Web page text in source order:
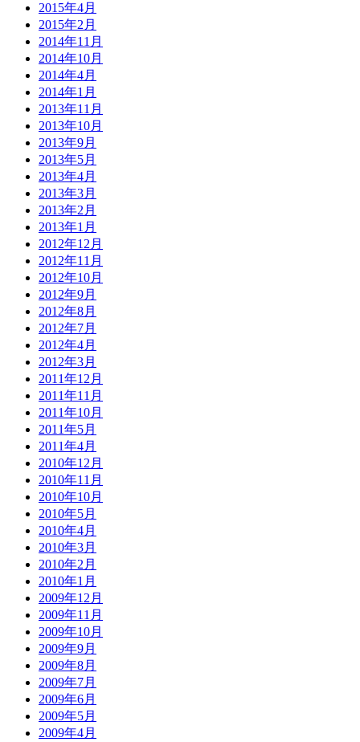
2015年4月
2015年2月
2014年11月
2014年10月
2014年4月
2014年1月
2013年11月
2013年10月
2013年9月
2013年5月
2013年4月
2013年3月
2013年2月
2013年1月
2012年12月
2012年11月
2012年10月
2012年9月
2012年8月
2012年7月
2012年4月
2012年3月
2011年12月
2011年11月
2011年10月
2011年5月
2011年4月
2010年12月
2010年11月
2010年10月
2010年5月
2010年4月
2010年3月
2010年2月
2010年1月
2009年12月
2009年11月
2009年10月
2009年9月
2009年8月
2009年7月
2009年6月
2009年5月
2009年4月